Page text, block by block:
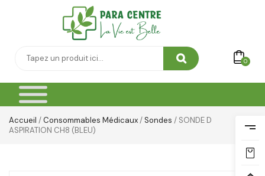
0
Accueil /Consommables Médicaux/Sondes / SONDE D
ASPIRATION CH8 (BLEU)